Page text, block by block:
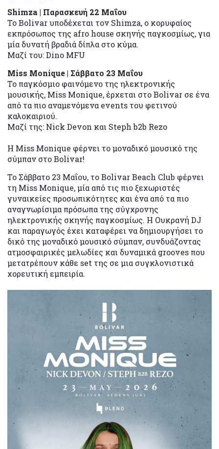
Shimza | Παρασκευή 22 Μαΐου
Το Bolivar υποδέχεται τον Shimza, ο κορυφαίος
εκπρόσωπος της afro house σκηνής παγκοσμίως, για
μία δυνατή βραδιά δίπλα στο κύμα.
Μαζί του: Dino MFU
Miss Monique | Σάββατο 23 Μαΐου
Το παγκόσμιο φαινόμενο της ηλεκτρονικής
μουσικής, Miss Monique, έρχεται στο Bolivar σε ένα
από τα πιο αναμενόμενα events του φετινού
καλοκαιριού.
Μαζί της: Nick Devon και Steph b2b Rezo
Η Miss Monique φέρνει το μοναδικό μουσικό της
σύμπαν στο Bolivar!
Το Σάββατο 23 Μαΐου, το Bolivar Beach Club φέρνει
τη Miss Monique, μία από τις πιο ξεχωριστές
γυναικείες προσωπικότητες και ένα από τα πιο
αναγνωρίσιμα πρόσωπα της σύγχρονης
ηλεκτρονικής σκηνής παγκοσμίως. Η Ουκρανή DJ
και παραγωγός έχει καταφέρει να δημιουργήσει το
δικό της μοναδικό μουσικό σύμπαν, συνδυάζοντας
ατμοσφαιρικές μελωδίες και δυναμικά grooves που
μετατρέπουν κάθε set της σε μια συγκλονιστικά
χορευτική εμπειρία.